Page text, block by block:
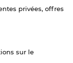
privées, offres
sur le